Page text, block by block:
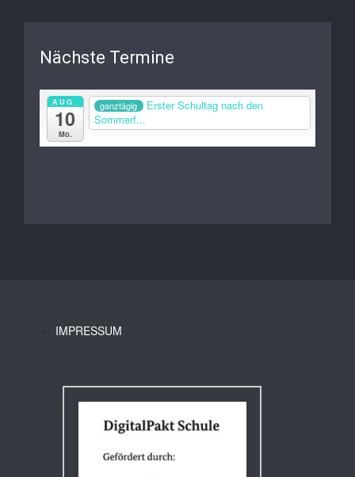
Nächste Termine
AUG.
10
Mo.
ganztägig
Erster Schultag nach den
Sommerf...
IMPRESSUM